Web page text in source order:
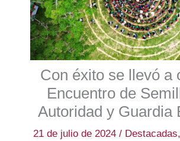
Con éxito se llevó a
Encuentro de
Autoridad y Guardia
21 de julio de 2024 / Destacadas,